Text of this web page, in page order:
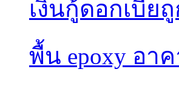
เงินกู้ดอกเบี้ย
พื้น epoxy อา